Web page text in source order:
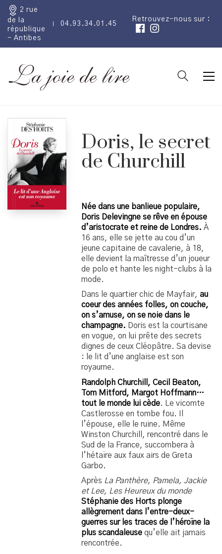
2 rue
de la
république
- Antibes
04.93.34.01.45
Retrouvez-nous sur :
Doris, le secret
de Churchill
Née dans une banlieue populaire,
Doris Delevingne se rêve en épouse
d’aristocrate et reine de Londres. À
16 ans, elle se jette au cou d’un
jeune capitaine de cavalerie, à 18,
elle devient la maîtresse d’un joueur
de polo et hante les night-clubs à la
mode.
Dans le quartier chic de Mayfair,au
coeur des années folles, on couche,
on s’amuse, on se noie dans le
champagne. Doris est la courtisane
en vogue, on lui prête des secrets
dignes de ceux Cléopâtre. Sa devise
: le lit d’une anglaise est son
royaume.
Randolph Churchill, Cecil Beaton,
Tom Mitford, Margot Hoffmann…
tout le monde lui cède. Le vicomte
Castlerosse en tombe fou. Il
l’épouse, elle le ruine. Même
Winston Churchill, rencontré dans le
Sud de la France, succombera à
l’hétaïre aux faux airs de Greta
Garbo.
Après La Panthère, Pamela, Jackie
et Lee, Les Heureux du monde
Stéphanie des Horts plonge
allègrement dans l’entre-deux-
guerres sur les traces de l’héroïne la
plus scandaleuse qu’elle ait jamais
rencontrée.